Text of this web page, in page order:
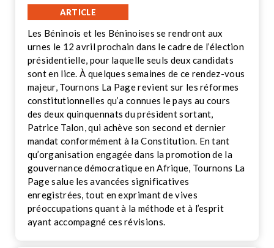
ARTICLE
Les Béninois et les Béninoises se rendront aux
urnes le 12 avril prochain dans le cadre de l’élection
présidentielle, pour laquelle seuls deux candidats
sont en lice. À quelques semaines de ce rendez-vous
majeur, Tournons La Page revient sur les réformes
constitutionnelles qu’a connues le pays au cours
des deux quinquennats du président sortant,
Patrice Talon, qui achève son second et dernier
mandat conformément à la Constitution. En tant
qu’organisation engagée dans la promotion de la
gouvernance démocratique en Afrique, Tournons La
Page salue les avancées significatives
enregistrées, tout en exprimant de vives
préoccupations quant à la méthode et à l’esprit
ayant accompagné ces révisions.